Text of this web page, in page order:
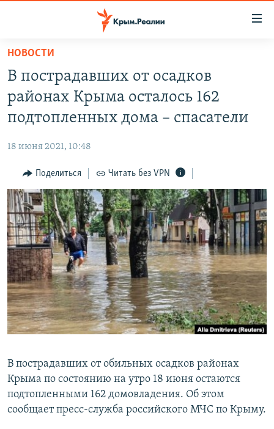
Вернуться
основному
содержанию
Вернутся
главной
Вернутся
поиску
СПЕЦПРОЕКТЫ
11 ЛЕТ ОККУПАЦИИ КРЫМА. 11 ИСТОРИЙ СОПРОТИВЛЕНИЯ
ВОДА
ЕЩЕ
ИНТЕРАКТИВ
ИНФОГРАФИКА
ТЕЛЕПРОЕКТ КРЫМ.РЕАЛИИ
СОВЕТЫ ПРАВОЗАЩИТНИКОВ
ПРОПАВШИЕ БЕЗ ВЕСТИ
ПОБЕДИТЕЛЕЙ НЕ СУДЯТ?
КРЫМ.НЕПОКОРЕННЫЙ
ELIFBE
РАДІО СВОБОДА
КАК ОБОЙТИ БЛОКИРОВКУ
Українською
Qırımtatar
ПРИСОЕДИНЯЙТЕСЬ!
Все сайты RFE/RL
НОВОСТИ
В пострадавших от осадков
районах Крыма осталось 162
подтопленных дома – спасатели
18 июня 2021, 10:48
Поделиться Читать без VPN
В пострадавших от обильных осадков районах
Крыма по состоянию на утро 18 июня остаются
подтопленными 162 домовладения. Об этом
сообщает пресс-служба российского МЧС по Крыму.